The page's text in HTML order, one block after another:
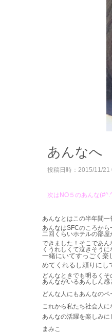
あんなへ
投稿日時：2015/11/21
次はNO５のあんな
あんなとはこの半年間
あんなはSFCのころか
二回くらいホテルの部
できました！そこであ
くうれしくて泣きそう
一緒にいてすっごく楽
めてくれるし頼りにし
どんなときでも明るく
あんながいるあんしん
どんな人にもあんなの
これから私たち社会人
あんなの活躍を楽しみに
まみこ